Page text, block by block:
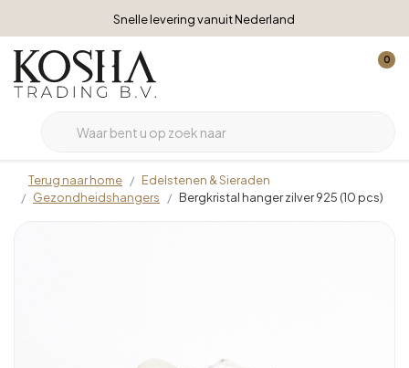
Snelle levering vanuit Nederland
0
Terug naar home
Edelstenen & Sieraden
Gezondheidshangers
Bergkristal hanger zilver 925 (10 pcs)